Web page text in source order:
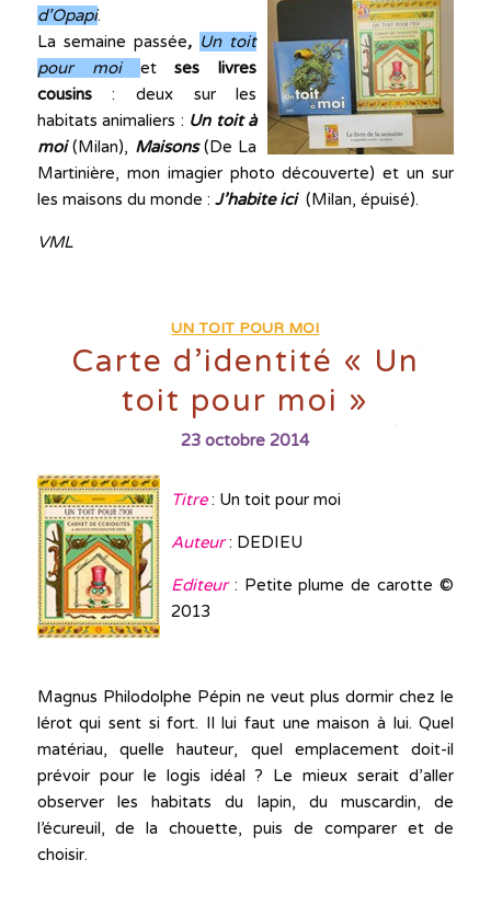
d’Opapi.
La semaine passée, Un toit
pour moi etses livres
cousins: deux sur les
habitats animaliers : Un toit à
moi(Milan), Maisons(De La
Martinière, mon imagier photo découverte) et un sur
les maisons du monde : J’habite ici (Milan, épuisé).
VML
UN TOIT POUR MOI
Carte d’identité « Un
toit pour moi »
23 octobre 2014
Titre: Un toit pour moi
Auteur: DEDIEU
Editeur: Petite plume de carotte ©
2013
Magnus Philodolphe Pépin ne veut plus dormir chez le
lérot qui sent si fort. Il lui faut une maison à lui. Quel
matériau, quelle hauteur, quel emplacement doit-il
prévoir pour le logis idéal ? Le mieux serait d’aller
observer les habitats du lapin, du muscardin, de
l’écureuil, de la chouette, puis de comparer et de
choisir.